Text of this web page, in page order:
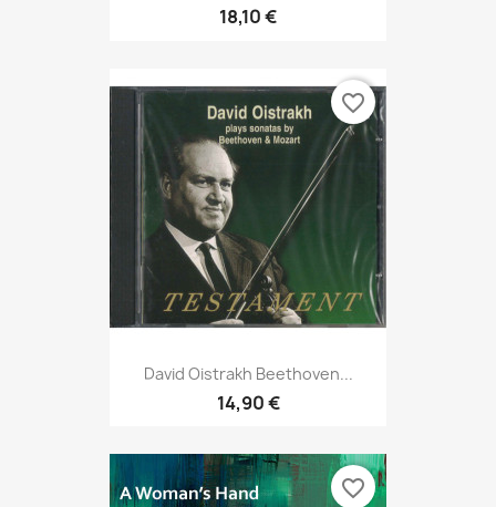
18,10 €
David Oistrakh Beethoven...
14,90 €
favorite_border
favorite_border